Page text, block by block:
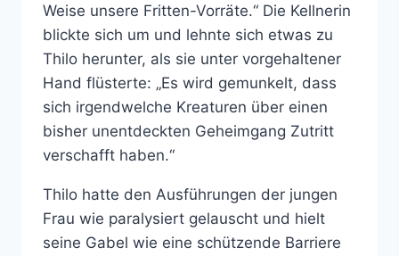
Weise unsere Fritten-Vorräte.“ Die Kellnerin
blickte sich um und lehnte sich etwas zu
Thilo herunter, als sie unter vorgehaltener
Hand flüsterte: „Es wird gemunkelt, dass
sich irgendwelche Kreaturen über einen
bisher unentdeckten Geheimgang Zutritt
verschafft haben.“
Thilo hatte den Ausführungen der jungen
Frau wie paralysiert gelauscht und hielt
seine Gabel wie eine schützende Barriere